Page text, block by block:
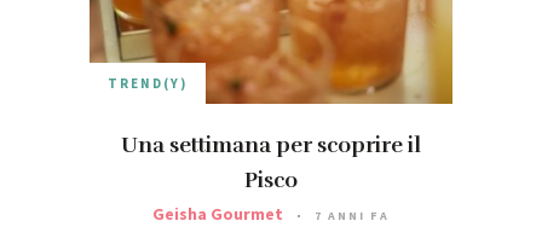
TREND(Y)
Una settimana per scoprire il
Pisco
Geisha Gourmet 7 ANNI FA